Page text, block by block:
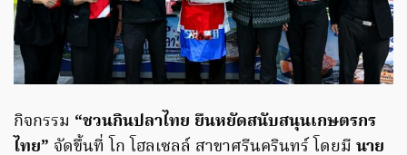
กิจกรรม “ชวนกินปลาไทย ยืนหยัดสนับสนุนเกษตรกร
ไทย” จัดขึ้นที่ โก โฮลเซลล์ สาขาศรีนครินทร์ โดยมี นาย